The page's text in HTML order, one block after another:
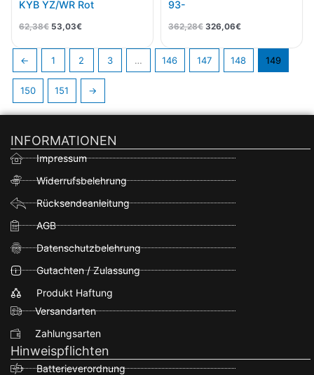
KYB YZ/WR Rot
62,38€ 53,03€
93-
362,28€ 326,06€
← 1 2 3 … 146 147 148 149
150 151 →
INFORMATIONEN
Impressum
Widerrufsbelehrung
Rücksendeanleitung
AGB
Datenschutzbelehrung
Gutachten / Zulassung
Produkt Haftung
Versandarten
Zahlungsarten
Hinweispflichten
Batterieverordnung